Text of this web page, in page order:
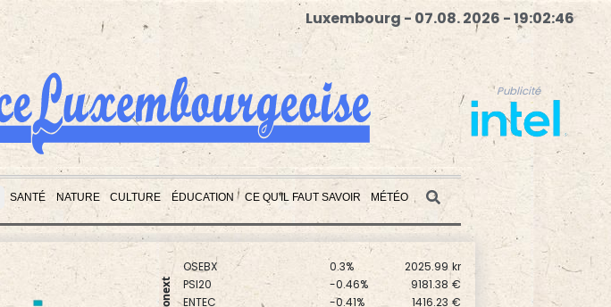
Luxembourg - 07.08. 2026 - 19:02:48
Publicité
SANTÉ NATURE CULTURE ÉDUCATION CE QU'IL FAUT SAVOIR MÉTÉO
Publicité
PX1 0.17% 8714.93
ISEQ
1.99% 14320.37 €
OSEBX
0.3% 2025.99
kr
PSI20
-0.46% 9181.38
€
ENTEC
-0.41% 1416.23 €
BIOTK
1.64% 4392.86 €